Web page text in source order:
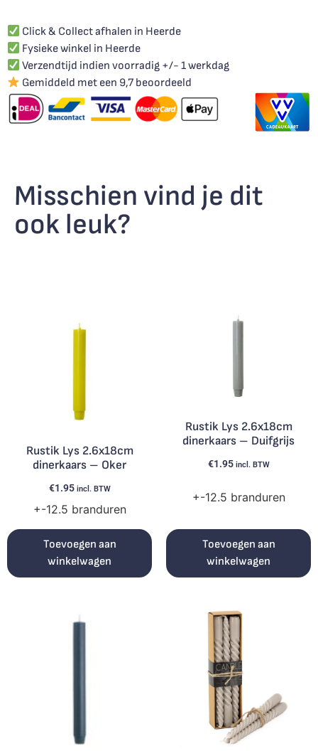
Click & Collect afhalen in Heerde
Fysieke winkel in Heerde
Verzendtijd indien voorradig +/- 1 werkdag
Gemiddeld met een 9,7 beoordeeld
Misschien vind je dit
ook leuk?
Rustik Lys 2.6x18cm
dinerkaars – Oker
€1.95 incl. BTW
+-12.5 branduren
Toevoegen aan
winkelwagen
Rustik Lys 2.6x18cm
dinerkaars – Duifgrijs
€1.95 incl. BTW
+-12.5 branduren
Toevoegen aan
winkelwagen